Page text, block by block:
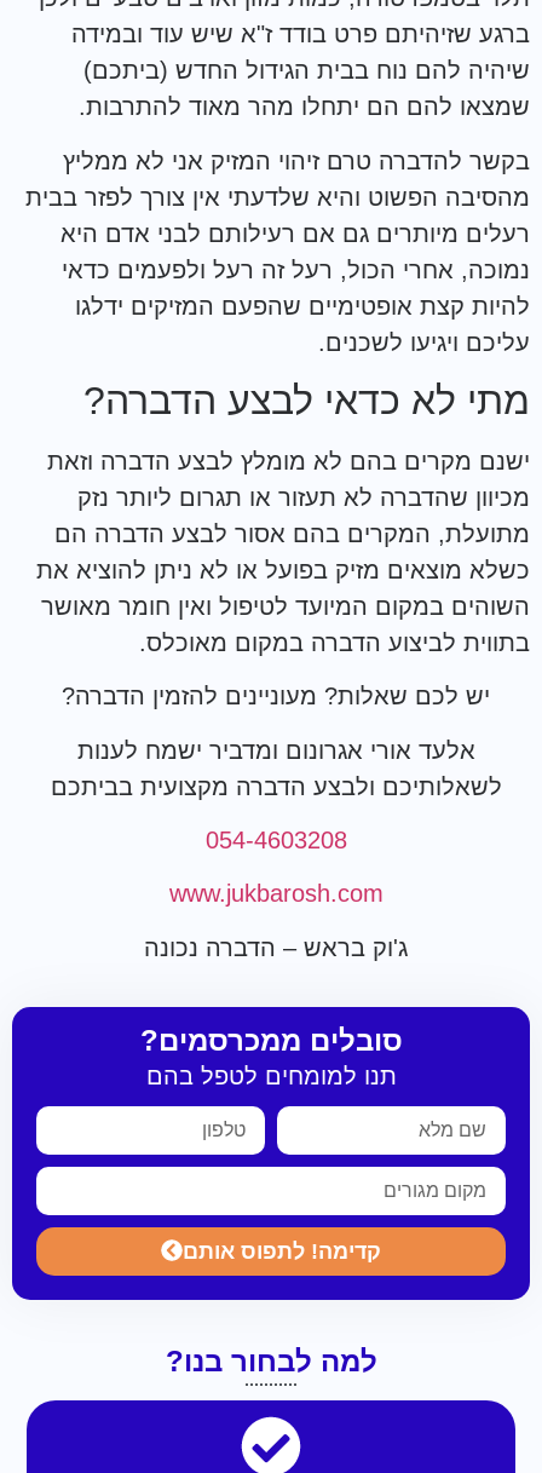
ברגע שזיהיתם פרט בודד ז"א שיש עוד ובמידה
שיהיה להם נוח בבית הגידול החדש (ביתכם)
שמצאו להם הם יתחלו מהר מאוד להתרבות.
בקשר להדברה טרם זיהוי המזיק אני לא ממליץ
מהסיבה הפשוט והיא שלדעתי אין צורך לפזר בבית
רעלים מיותרים גם אם רעילותם לבני אדם היא
נמוכה, אחרי הכול, רעל זה רעל ולפעמים כדאי
להיות קצת אופטימיים שהפעם המזיקים ידלגו
עליכם ויגיעו לשכנים.
מתי לא כדאי לבצע הדברה?
ישנם מקרים בהם לא מומלץ לבצע הדברה וזאת
מכיוון שהדברה לא תעזור או תגרום ליותר נזק
מתועלת, המקרים בהם אסור לבצע הדברה הם
כשלא מוצאים מזיק בפועל או לא ניתן להוציא את
השוהים במקום המיועד לטיפול ואין חומר מאושר
בתווית לביצוע הדברה במקום מאוכלס.
יש לכם שאלות? מעוניינים להזמין הדברה?
אלעד אורי אגרונום ומדביר ישמח לענות
לשאלותיכם ולבצע הדברה מקצועית בביתכם
054-4603208
www.jukbarosh.com
ג'וק בראש – הדברה נכונה
סובלים ממכרסמים?
תנו למומחים לטפל בהם
קדימה! לתפוס אותם
למה לבחור בנו?